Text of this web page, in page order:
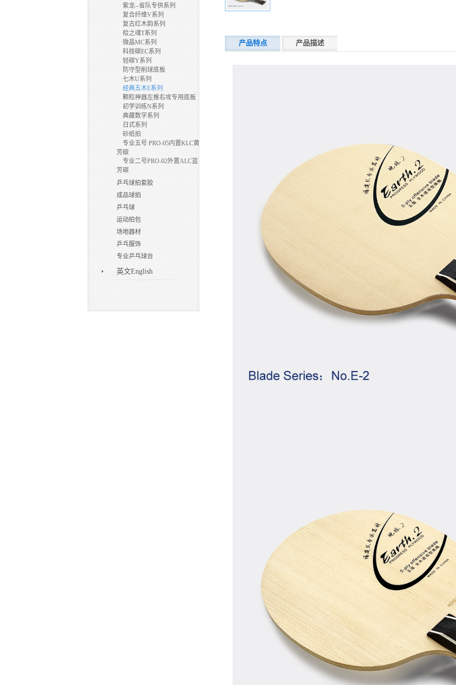
紫龙--省队专供系列
复合纤维V系列
复古红木韵系列
桧之魂T系列
微晶MC系列
科技碳EC系列
轻碳Y系列
防守型削球底板
七木U系列
经典五木E系列
颗粒神器左推右攻专用底板
初学训练N系列
典藏数字系列
日式系列
砂纸拍
专业五号 PRO-05内置KLC黄
芳碳
专业二号PRO-02外置ALC蓝
芳碳
乒乓球拍套胶
成品球拍
乒乓球
运动拍包
场地器材
乒乓服饰
专业乒乓球台
英文English
产品特点 产品描述